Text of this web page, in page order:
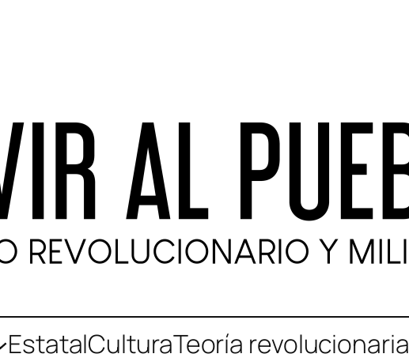
EstatalCulturaTeoría revolucionaria